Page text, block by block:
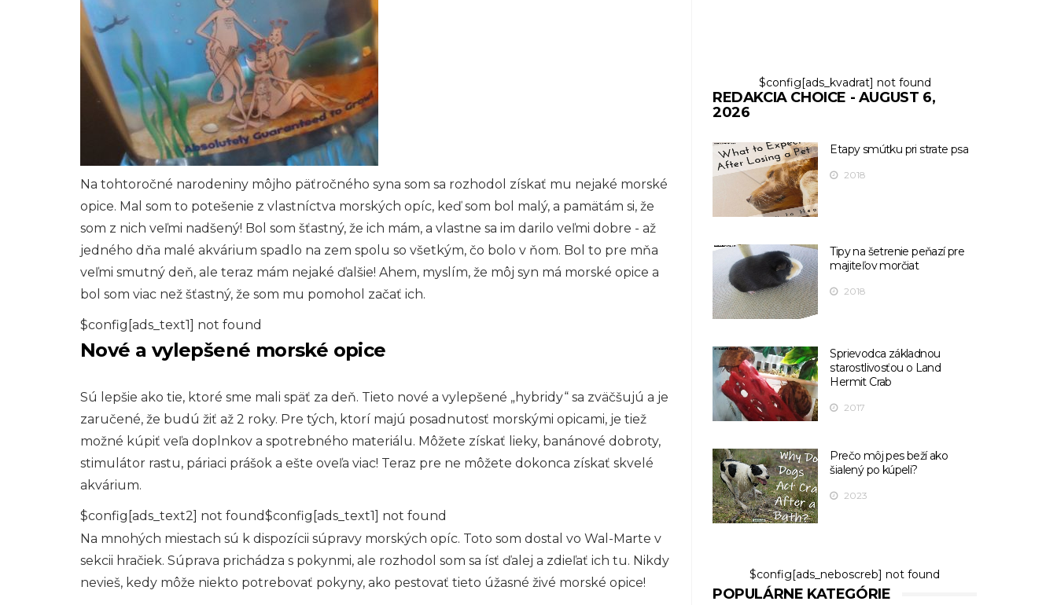
Na tohtoročné narodeniny môjho päťročného syna som sa rozhodol získať mu nejaké morské
opice. Mal som to potešenie z vlastníctva morských opíc, keď som bol malý, a pamätám si, že
som z nich veľmi nadšený! Bol som šťastný, že ich mám, a vlastne sa im darilo veľmi dobre - až
jedného dňa malé akvárium spadlo na zem spolu so všetkým, čo bolo v ňom. Bol to pre mňa
veľmi smutný deň, ale teraz mám nejaké ďalšie! Ahem, myslím, že môj syn má morské opice a
bol som viac než šťastný, že som mu pomohol začať ich.
$config[ads_text1] not found
Nové a vylepšené morské opice
Sú lepšie ako tie, ktoré sme mali späť za deň. Tieto nové a vylepšené „hybridy“ sa zväčšujú a je
zaručené, že budú žiť až 2 roky. Pre tých, ktorí majú posadnutosť morskými opicami, je tiež
možné kúpiť veľa doplnkov a spotrebného materiálu. Môžete získať lieky, banánové dobroty,
stimulátor rastu, páriaci prášok a ešte oveľa viac! Teraz pre ne môžete dokonca získať skvelé
akvárium.
$config[ads_text2] not found$config[ads_text1] not found
Na mnohých miestach sú k dispozícii súpravy morských opíc. Toto som dostal vo Wal-Marte v
sekcii hračiek. Súprava prichádza s pokynmi, ale rozhodol som sa ísť ďalej a zdieľať ich tu. Nikdy
nevieš, kedy môže niekto potrebovať pokyny, ako pestovať tieto úžasné živé morské opice!
$config[ads_kvadrat] not found
REDAKCIA CHOICE - AUGUST 6,
2026
Etapy smútku pri strate psa
2018
Tipy na šetrenie peňazí pre
majiteľov morčiat
2018
Sprievodca základnou
starostlivosťou o Land
Hermit Crab
2017
Prečo môj pes beží ako
šialený po kúpeli?
2023
$config[ads_neboscreb] not found
POPULÁRNE KATEGÓRIE